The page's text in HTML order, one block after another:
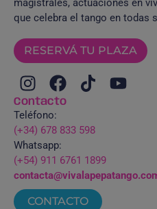
magistrales, actuaciones en
que celebra el tango en todas
RESERVÁ TU PLAZA
Contacto
Teléfono:
(+34) 678 833 598
Whatsapp:
(+54) 911 6761 1899
CONTACTO